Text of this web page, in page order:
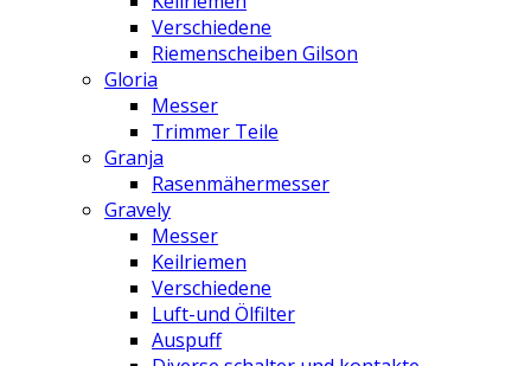
Verschiedene
Riemenscheiben Gilson
Gloria
Messer
Trimmer Teile
Granja
Rasenmähermesser
Gravely
Messer
Keilriemen
Verschiedene
Luft-und Ölfilter
Auspuff